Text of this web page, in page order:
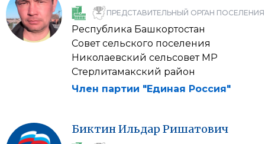
ПРЕДСТАВИТЕЛЬНЫЙ ОРГАН ПОСЕЛЕНИЯ
Республика Башкортостан
Совет сельского поселения
Николаевский сельсовет МР
Стерлитамакский район
Член партии "Единая Россия"
БиктинИльдар Ришатович